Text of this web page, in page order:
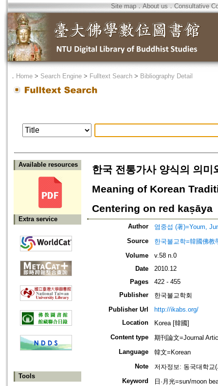
Site map．About us ． Consultative
． Home > Search Engine > Fulltext Search > Bibliography Detail
Available resources
Extra service
Tools
한국 전통가사 양식의 의
Meaning of Korean
Centering on red kaṣāya
Author
염중섭 (著)=Youm,
Source
한국불교학=韓國佛教
Volume
v.58 n.0
Date
2010.12
Pages
422 - 455
Publisher
한국불교학회
Publisher Url
http://ikabs.org/
Location
Korea [韓國]
Content type
期刊論文=Journal
Language
韓文=Korean
Note
저자정보: 동국대학교
Keyword
日·月光=sun/moon